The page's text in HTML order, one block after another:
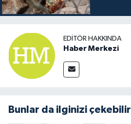
EDITÖR HAKKINDA
Haber Merkezi
Bunlar da ilginizi çekebilir